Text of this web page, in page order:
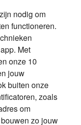
Focus
Focus
Years
nodig om
functioneren.
Met
onze 10
jouw
buiten onze
zoals
om
zo jouw